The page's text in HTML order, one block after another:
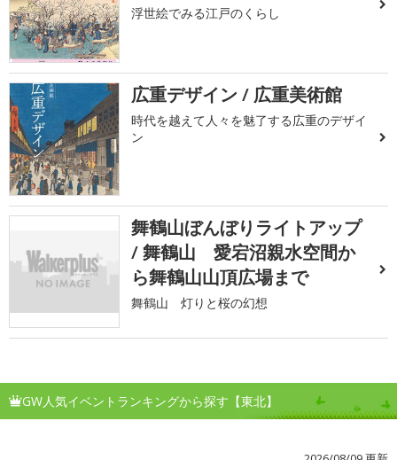
浮世絵でみる江戸のくらし
広重デザイン / 広重美術館
時代を越えて人々を魅了する広重のデザイ
ン
舞鶴山ぼんぼりライトアップ
/ 舞鶴山 愛宕沼親水空間か
ら舞鶴山山頂広場まで
舞鶴山 灯りと桜の幻想
GW人気イベントランキングから探す【東北】